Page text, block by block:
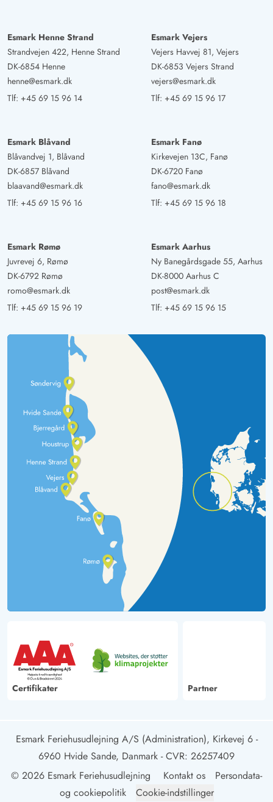
Esmark Henne Strand
Strandvejen 422, Henne Strand
DK-6854 Henne
henne@esmark.dk
Tlf: +45 69 15 96 14
Esmark Vejers
Vejers Havvej 81, Vejers
DK-6853 Vejers Strand
vejers@esmark.dk
Tlf: +45 69 15 96 17
Esmark Blåvand
Blåvandvej 1, Blåvand
DK-6857 Blåvand
blaavand@esmark.dk
Tlf: +45 69 15 96 16
Esmark Fanø
Kirkevejen 13C, Fanø
DK-6720 Fanø
fano@esmark.dk
Tlf: +45 69 15 96 18
Esmark Rømø
Juvrevej 6, Rømø
DK-6792 Rømø
romo@esmark.dk
Tlf: +45 69 15 96 19
Esmark Aarhus
Ny Banegårdsgade 55, Aarhus
DK-8000 Aarhus C
post@esmark.dk
Tlf: +45 69 15 96 15
Certifikater Partner
Esmark Feriehusudlejning A/S (Administration), Kirkevej 6 -
6960 Hvide Sande, Danmark - CVR: 26257409
© 2026 Esmark Feriehusudlejning
Kontakt os
Persondata-
og cookiepolitik
Cookie-indstillinger